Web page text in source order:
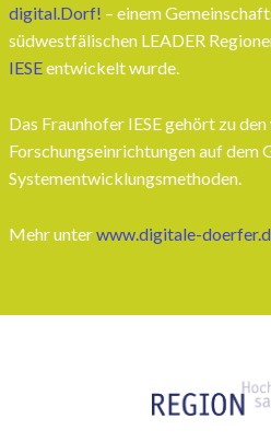
digital.Dorf! – einem
südwestfälischen LEADER
IESEentwickelt wurde.
Das Fraunhofer IESE gehört zu
Forschungseinrichtungen auf dem
Systementwicklungsmethoden.
Mehr unterwww.digitale-